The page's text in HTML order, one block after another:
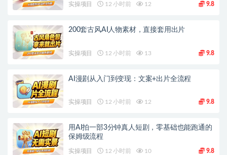
实操项目 12 小时前 12 9.8
200套古风AI人物素材，直接套用出片
实操项目 12 小时前 13 9.8
AI漫剧从入门到变现：文案+出片全流程
实操项目 12 小时前 12 9.8
用AI拍一部3分钟真人短剧，零基础也能跑通的
保姆级流程
实操项目 12 小时前 10 9.8